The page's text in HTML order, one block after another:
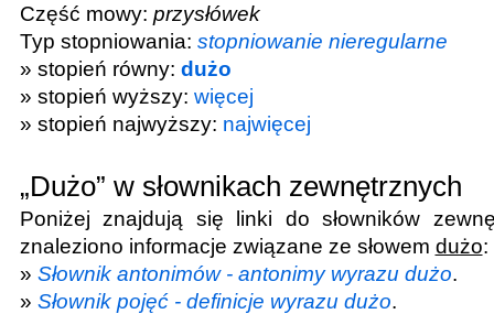
Część mowy: przysłówek
Typ stopniowania: stopniowanie nieregularne
» stopień równy: dużo
» stopień wyższy: więcej
» stopień najwyższy: najwięcej
„Dużo” w słownikach zewnętrznych
Poniżej znajdują się linki do słowników
znaleziono informacje związane ze słowem dużo:
» Słownik antonimów - antonimy wyrazu dużo.
» Słownik pojęć - definicje wyrazu dużo.